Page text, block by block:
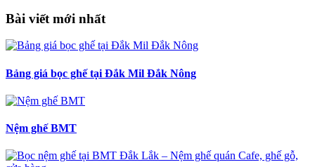
Bài viết mới nhất
Bảng giá bọc ghế tại Đắk Mil Đắk Nông
Nệm ghế BMT